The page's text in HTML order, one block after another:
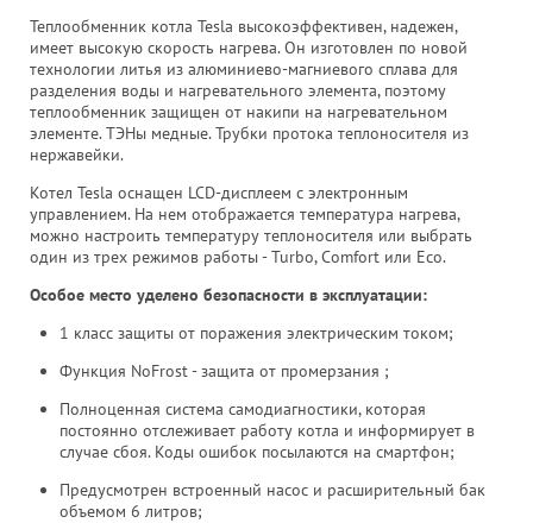
Теплообменник котла Tesla высокоэффективен, надежен,
имеет высокую скорость нагрева. Он изготовлен по новой
технологии литья из алюминиево-магниевого сплава для
разделения воды и нагревательного элемента, поэтому
теплообменник защищен от накипи на нагревательном
элементе. ТЭНы медные. Трубки протока теплоносителя из
нержавейки.
Котел Tesla оснащен LCD-дисплеем с электронным
управлением. На нем отображается температура нагрева,
можно настроить температуру теплоносителя или выбрать
один из трех режимов работы - Turbo, Comfort или Eco.
Особое место уделено безопасности в эксплуатации:
1 класс защиты от поражения электрическим током;
Функция NoFrost - защита от промерзания ;
Полноценная система самодиагностики, которая
постоянно отслеживает работу котла и информирует в
случае сбоя. Коды ошибок посылаются на смартфон;
Предусмотрен встроенный насос и расширительный бак
объемом 6 литров;